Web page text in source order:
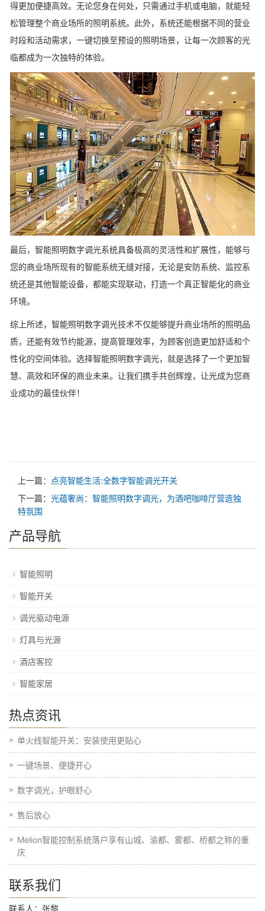
得更加便捷高效。无论您身在何处，只需通过手机或电脑，就能轻
松管理整个商业场所的照明系统。此外，系统还能根据不同的营业
时段和活动需求，一键切换至预设的照明场景，让每一次顾客的光
临都成为一次独特的体验。
最后，智能照明数字调光系统具备极高的灵活性和扩展性，能够与
您的商业场所现有的智能系统无缝对接，无论是安防系统、监控系
统还是其他智能设备，都能实现联动，打造一个真正智能化的商业
环境。
综上所述，智能照明数字调光技术不仅能够提升商业场所的照明品
质，还能有效节约能源，提高管理效率，为顾客创造更加舒适和个
性化的空间体验。选择智能照明数字调光，就是选择了一个更加智
慧、高效和环保的商业未来。让我们携手共创辉煌，让光成为您商
业成功的最佳伙伴！
上一篇：
点亮智能生活:全数字智能调光开关
下一篇： 光蕴奢尚：智能照明数字调光，为酒吧咖啡厅营造独
特氛围
产品导航
智能照明
智能开关
调光驱动电源
灯具与光源
酒店客控
智能家居
热点资讯
单火线智能开关：安装使用更贴心
一键场景、便捷开心​
数字调光，护眼舒心
售后放心
Melion智能控制系统落户享有山城、渝都、雾都、桥都之称的重
庆
联系我们
联系人：张黎